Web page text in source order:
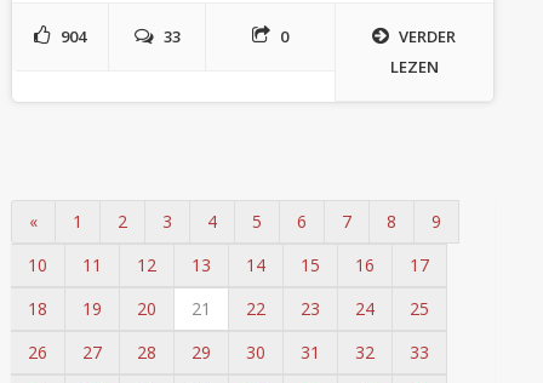
904 33 0
VERDER
LEZEN
« 1 2 3 4 5 6 7 8
9
10
11 12 13 14 15 16
17
18
19 20 21 22 23 24
25
26
27 28 29 30 31 32
33